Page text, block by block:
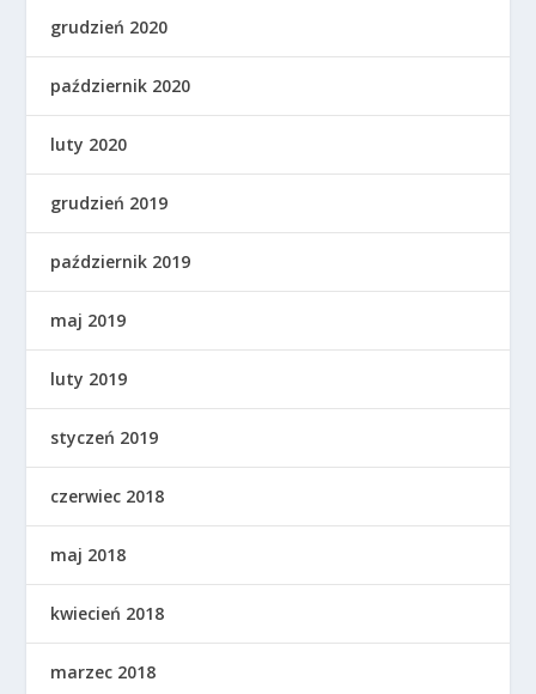
grudzień 2020
październik 2020
luty 2020
grudzień 2019
październik 2019
maj 2019
luty 2019
styczeń 2019
czerwiec 2018
maj 2018
kwiecień 2018
marzec 2018